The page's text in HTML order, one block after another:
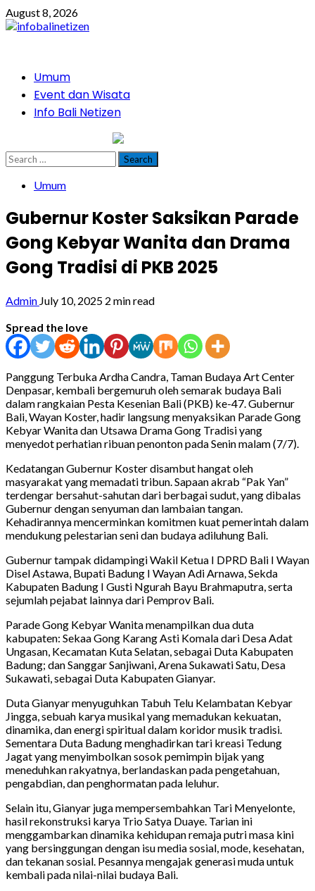
Skip
to
August 8, 2026
PrimaryUmum
Event dan Wisata
Info Bali Netizen
Search
for:
Umum
Gubernur Koster Saksikan Parade
Gong Kebyar Wanita dan Drama
Gong Tradisi di PKB 2025
Admin July 10, 2025 2 min read
Spread the love
Panggung Terbuka Ardha Candra, Taman Budaya Art Center
Denpasar, kembali bergemuruh oleh semarak budaya Bali
dalam rangkaian Pesta Kesenian Bali (PKB) ke-47. Gubernur
Bali, Wayan Koster, hadir langsung menyaksikan Parade Gong
Kebyar Wanita dan Utsawa Drama Gong Tradisi yang
menyedot perhatian ribuan penonton pada Senin malam (7/7).
Kedatangan Gubernur Koster disambut hangat oleh
masyarakat yang memadati tribun. Sapaan akrab “Pak Yan”
terdengar bersahut-sahutan dari berbagai sudut, yang dibalas
Gubernur dengan senyuman dan lambaian tangan.
Kehadirannya mencerminkan komitmen kuat pemerintah dalam
mendukung pelestarian seni dan budaya adiluhung Bali.
Gubernur tampak didampingi Wakil Ketua I DPRD Bali I Wayan
Disel Astawa, Bupati Badung I Wayan Adi Arnawa, Sekda
Kabupaten Badung I Gusti Ngurah Bayu Brahmaputra, serta
sejumlah pejabat lainnya dari Pemprov Bali.
Parade Gong Kebyar Wanita menampilkan dua duta
kabupaten: Sekaa Gong Karang Asti Komala dari Desa Adat
Ungasan, Kecamatan Kuta Selatan, sebagai Duta Kabupaten
Badung; dan Sanggar Sanjiwani, Arena Sukawati Satu, Desa
Sukawati, sebagai Duta Kabupaten Gianyar.
Duta Gianyar menyuguhkan Tabuh Telu Kelambatan Kebyar
Jingga, sebuah karya musikal yang memadukan kekuatan,
dinamika, dan energi spiritual dalam koridor musik tradisi.
Sementara Duta Badung menghadirkan tari kreasi Tedung
Jagat yang menyimbolkan sosok pemimpin bijak yang
meneduhkan rakyatnya, berlandaskan pada pengetahuan,
pengabdian, dan penghormatan pada leluhur.
Selain itu, Gianyar juga mempersembahkan Tari Menyelonte,
hasil rekonstruksi karya Trio Satya Duaye. Tarian ini
menggambarkan dinamika kehidupan remaja putri masa kini
yang bersinggungan dengan isu media sosial, mode, kesehatan,
dan tekanan sosial. Pesannya mengajak generasi muda untuk
kembali pada nilai-nilai budaya Bali.